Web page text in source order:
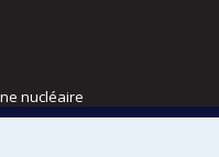
nucléaire